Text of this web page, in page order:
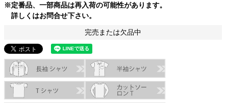
※定番品、一部商品は再入荷の可能性があります。
詳しくはお問合せ下さい。
完売または欠品中